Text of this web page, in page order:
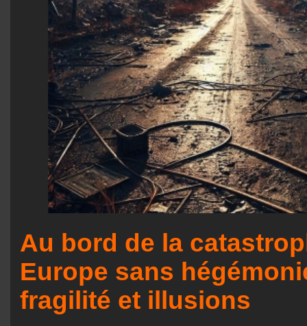
Au bord de la
Europe sans
fragilité et illusions